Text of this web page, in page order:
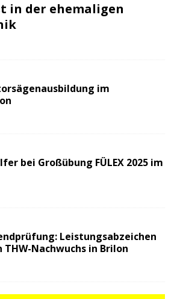
in der ehemaligen
im
bei Großübung FÜLEX 2025 im
Leistungsabzeichen
Nachwuchs in Brilon